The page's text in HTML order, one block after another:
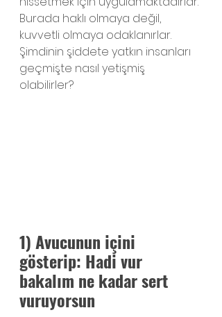
Burada haklı olmaya değil,
kuvvetli olmaya odaklanırlar.
Şimdinin şiddete yatkın insanları
geçmişte nasıl yetişmiş
olabilirler?
1) Avucunun içini
gösterip: Hadi vur
bakalım ne kadar sert
vuruyorsun